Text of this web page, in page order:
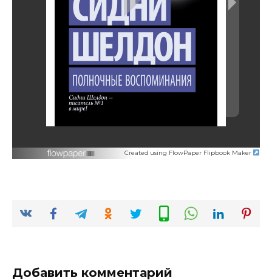
Created using FlowPaper Flipbook Maker
Добавить комментарий